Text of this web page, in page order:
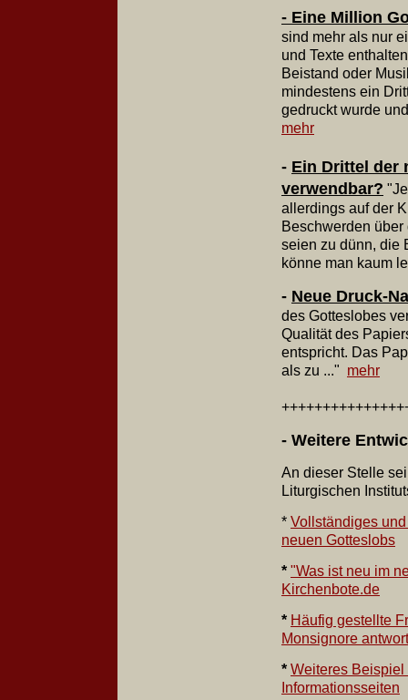
- Eine Million
sind mehr als nur
und Texte
Beistand oder
mindestens ein
gedruckt wurde
mehr
- Ein Drittel der
verwendbar?
allerdings auf der
Beschwerden
seien zu dünn, die
könne man kaum
- Neue Druck-
des Gotteslobes
Qualität des
entspricht. Das
als zu ..." mehr
- Weitere
An dieser Stelle
Liturgischen
* Vollständiges
neuen Gotteslobs
* "Was ist neu im
Kirchenbote.de
* Häufig gestellte
Monsignore
* Weiteres
Informationsseiten